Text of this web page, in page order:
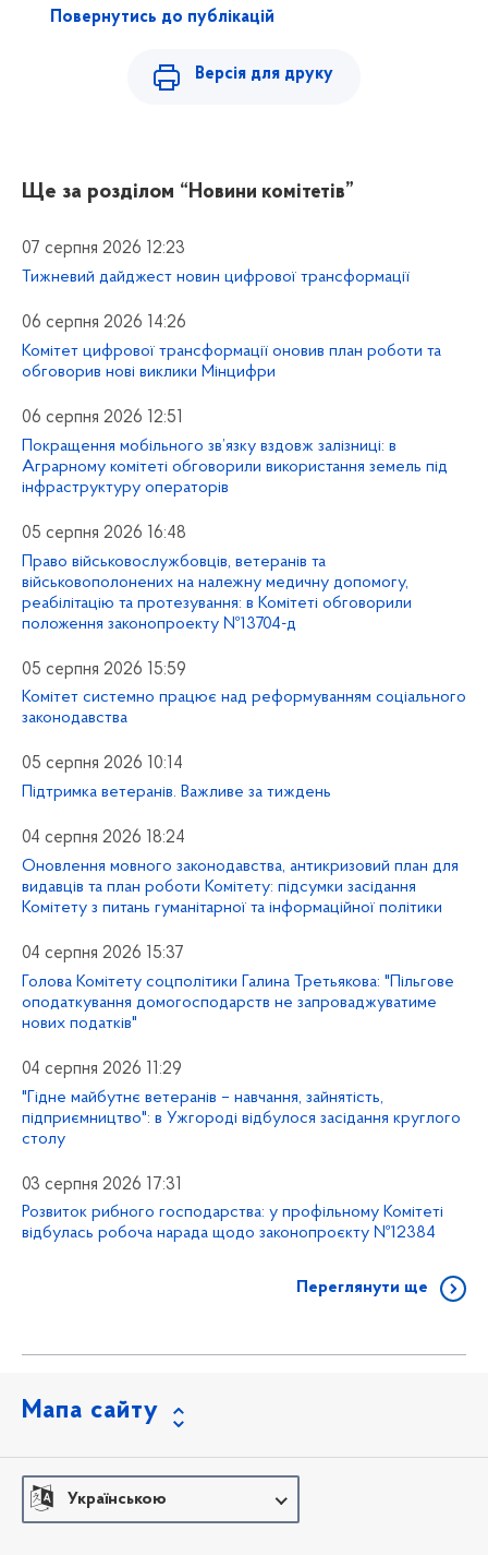
Повернутись до публікацій
Версія для друку
Ще за розділом “Новини комітетів”
07 серпня 2026 12:23
Тижневий дайджест новин цифрової трансформації
06 серпня 2026 14:26
Комітет цифрової трансформації оновив план роботи та
обговорив нові виклики Мінцифри
06 серпня 2026 12:51
Покращення мобільного зв’язку вздовж залізниці: в
Аграрному комітеті обговорили використання земель під
інфраструктуру операторів
05 серпня 2026 16:48
Право військовослужбовців, ветеранів та
військовополонених на належну медичну допомогу,
реабілітацію та протезування: в Комітеті обговорили
положення законопроекту №13704-д
05 серпня 2026 15:59
Комітет системно працює над реформуванням соціального
законодавства
05 серпня 2026 10:14
Підтримка ветеранів. Важливе за тиждень
04 серпня 2026 18:24
Оновлення мовного законодавства, антикризовий план для
видавців та план роботи Комітету: підсумки засідання
Комітету з питань гуманітарної та інформаційної політики
04 серпня 2026 15:37
Голова Комітету соцполітики Галина Третьякова: "Пільгове
оподаткування домогосподарств не запроваджуватиме
нових податків"
04 серпня 2026 11:29
"Гідне майбутнє ветеранів – навчання, зайнятість,
підприємництво": в Ужгороді відбулося засідання круглого
столу
03 серпня 2026 17:31
Розвиток рибного господарства: у профільному Комітеті
відбулась робоча нарада щодо законопроєкту №12384
Переглянути ще
Мапа сайту
Українською